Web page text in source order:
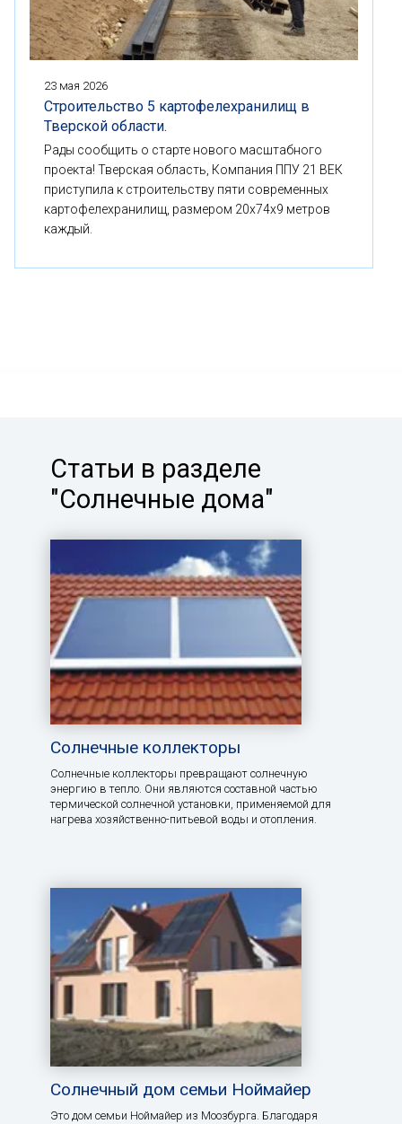
23 мая 2026
Строительство 5 картофелехранилищ в
Тверской области.
Рады сообщить о старте нового масштабного
проекта! Тверская область, Компания ППУ 21 ВЕК
приступила к строительству пяти современных
картофелехранилищ, размером 20x74x9 метров
каждый.
Статьи в разделе
"Солнечные дома"
Солнечные коллекторы
Солнечные коллекторы превращают солнечную
энергию в тепло. Они являются составной частью
термической солнечной установки, применяемой для
нагрева хозяйственно-питьевой воды и отопления.
Солнечный дом семьи Ноймайер
Это дом семьи Ноймайер из Моозбурга. Благодаря